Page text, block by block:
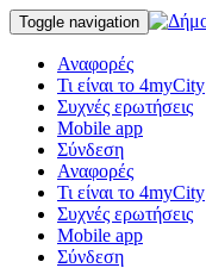
Toggle navigation
Αναφορές
Τι είναι το 4myCity
Συχνές ερωτήσεις
Mobile app
Σύνδεση
Αναφορές
Τι είναι το 4myCity
Συχνές ερωτήσεις
Mobile app
Σύνδεση